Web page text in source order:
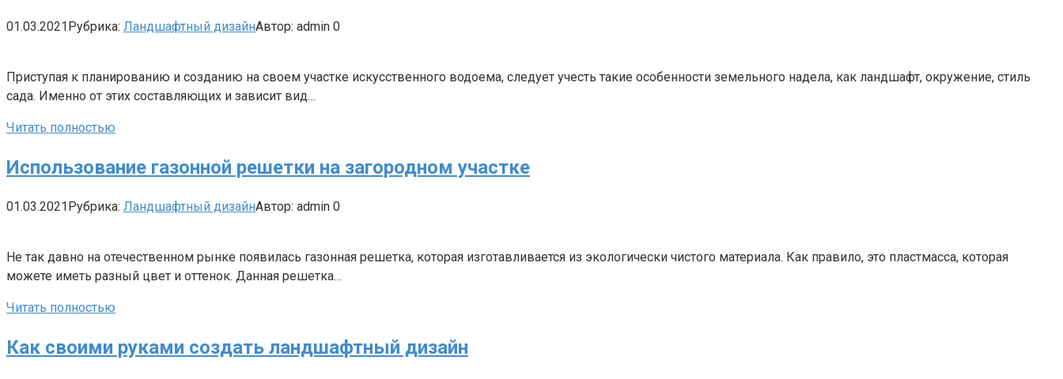
01.03.2021 Рубрика: Ландшафтный дизайнАвтор: admin 0
Приступая к планированию и созданию на своем участке искусственного водоема, следует учесть такие особенности земельного надела, как ландшафт, окружение, стиль
сада. Именно от этих составляющих и зависит вид…
Читать полностью
Использование газонной решетки на загородном участке
01.03.2021 Рубрика: Ландшафтный дизайнАвтор: admin 0
Не так давно на отечественном рынке появилась газонная решетка, которая изготавливается из экологически чистого материала. Как правило, это пластмасса, которая
можете иметь разный цвет и оттенок. Данная решетка…
Читать полностью
Как своими руками создать ландшафтный дизайн